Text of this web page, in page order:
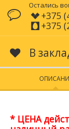
Остались
+375
+375
В
* ЦЕНА